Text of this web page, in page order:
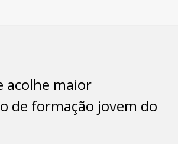
acolhe maior
de formação jovem do